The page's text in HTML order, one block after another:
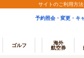
サイトのご利用方法
予約照会・変更・キ
ゴルフ
海外
航空券